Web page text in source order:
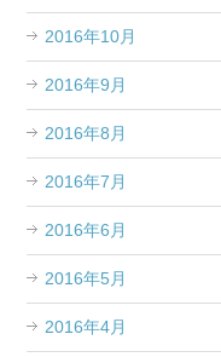
2016年10月
2016年9月
2016年8月
2016年7月
2016年6月
2016年5月
2016年4月